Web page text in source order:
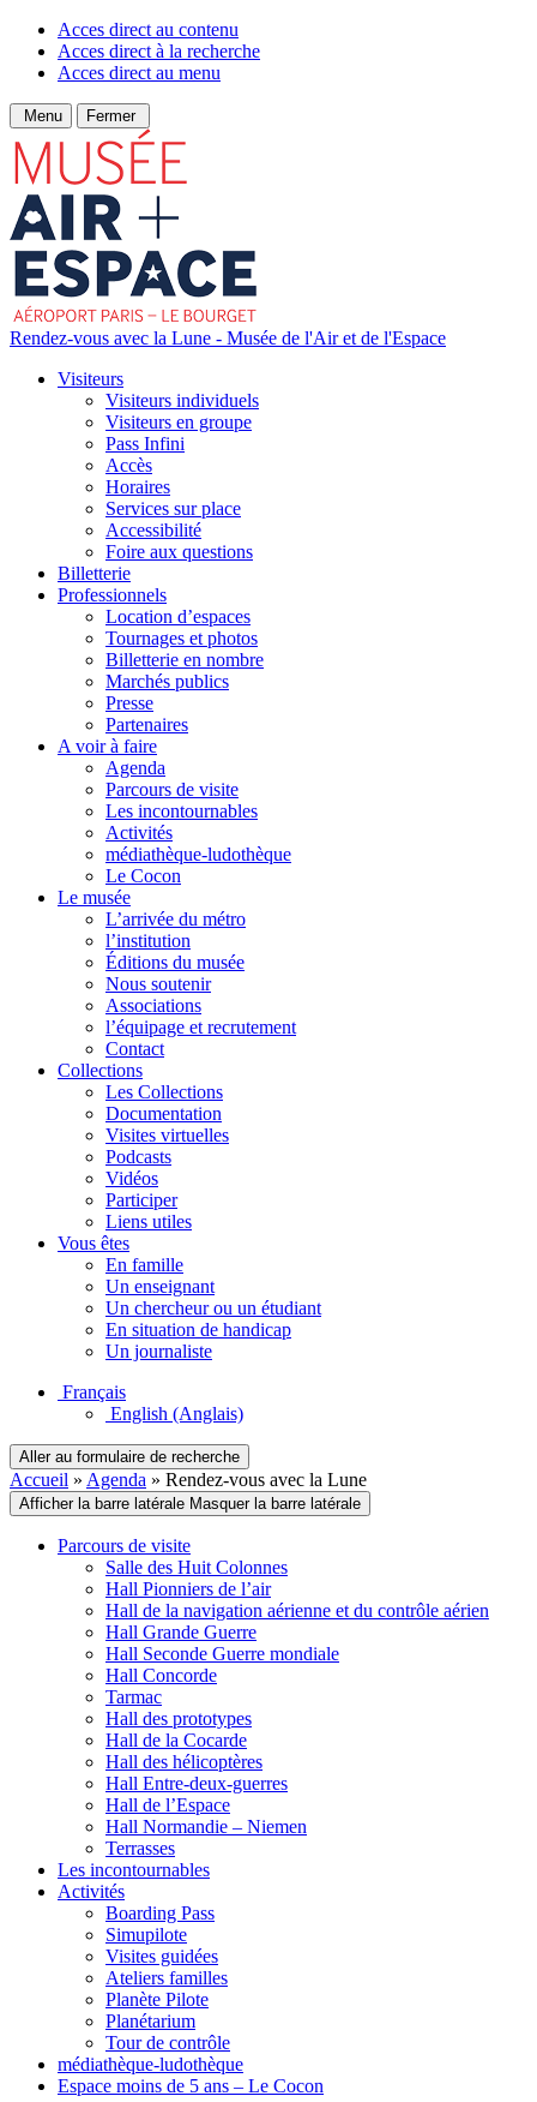
Acces direct au contenu
Acces direct à la recherche
Acces direct au menu
Menu Fermer
Rendez-vous avec la Lune - Musée de l'Air et de l'Espace
Visiteurs
Visiteurs individuels
Visiteurs en groupe
Pass Infini
Accès
Horaires
Services sur place
Accessibilité
Foire aux questions
Billetterie
Professionnels
Location d’espaces
Tournages et photos
Billetterie en nombre
Marchés publics
Presse
Partenaires
A voir à faire
Agenda
Parcours de visite
Les incontournables
Activités
médiathèque-ludothèque
Le Cocon
Le musée
L’arrivée du métro
l’institution
Éditions du musée
Nous soutenir
Associations
l’équipage et recrutement
Contact
Collections
Les Collections
Documentation
Visites virtuelles
Podcasts
Vidéos
Participer
Liens utiles
Vous êtes
En famille
Un enseignant
Un chercheur ou un étudiant
En situation de handicap
Un journaliste
Français
English (Anglais)
Aller au formulaire de recherche
Accueil » Agenda » Rendez-vous avec la Lune
Afficher la barre latérale Masquer la barre latérale
Parcours de visite
Salle des Huit Colonnes
Hall Pionniers de l’air
Hall de la navigation aérienne et du contrôle aérien
Hall Grande Guerre
Hall Seconde Guerre mondiale
Hall Concorde
Tarmac
Hall des prototypes
Hall de la Cocarde
Hall des hélicoptères
Hall Entre-deux-guerres
Hall de l’Espace
Hall Normandie – Niemen
Terrasses
Les incontournables
Activités
Boarding Pass
Simupilote
Visites guidées
Ateliers familles
Planète Pilote
Planétarium
Tour de contrôle
médiathèque-ludothèque
Espace moins de 5 ans – Le Cocon